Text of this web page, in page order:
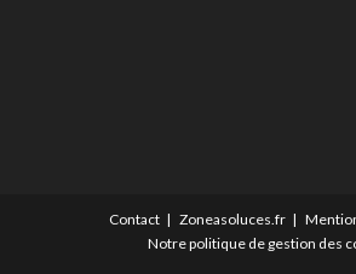
Contact Zoneasoluces.fr
Notre politique de gestion des